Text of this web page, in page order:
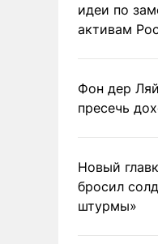
идеи по
активам
Фон дер
пресечь
Новый
бросил
штурмы»